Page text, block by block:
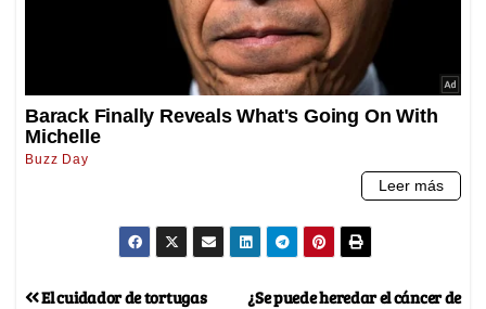
¿Se puede heredar el cáncer de
El cuidador de tortugas